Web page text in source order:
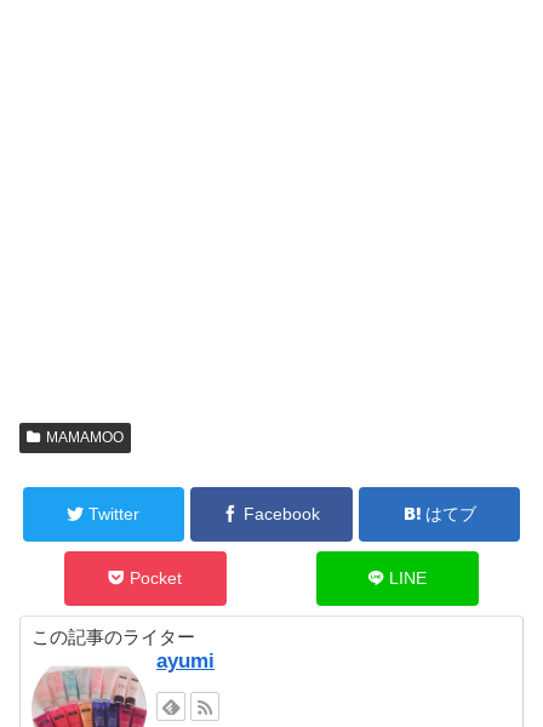
MAMAMOO
Twitter Facebook はてブ
Pocket LINE
この記事のライター
ayumi